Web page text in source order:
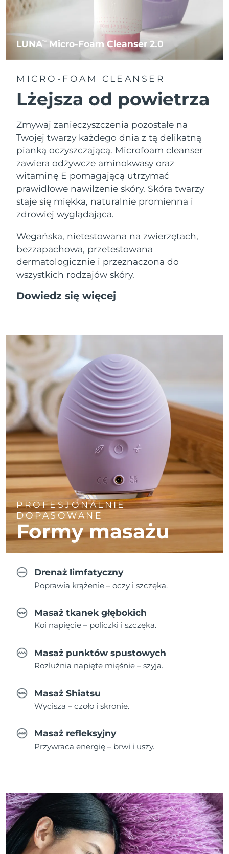
LUNATM Micro-Foam Cleanser 2.0
MICRO-FOAM CLEANSER
Lżejsza od powietrza
Zmywaj zanieczyszczenia pozostałe na
Twojej twarzy każdego dnia z tą delikatną
pianką oczyszczającą. Microfoam cleanser
zawiera odżywcze aminokwasy oraz
witaminę E pomagającą utrzymać
prawidłowe nawilżenie skóry. Skóra twarzy
staje się miękka, naturalnie promienna i
zdrowiej wyglądająca.
Wegańska, nietestowana na zwierzętach,
bezzapachowa, przetestowana
dermatologicznie i przeznaczona do
wszystkich rodzajów skóry.
Dowiedz się więcej
PROFESJONALNIE
DOPASOWANE
Formy masażu
Drenaż limfatyczny
Poprawia krążenie – oczy i szczęka.
Masaż tkanek głębokich
Koi napięcie – policzki i szczęka.
Masaż punktów spustowych
Rozluźnia napięte mięśnie – szyja.
Masaż Shiatsu
Wycisza – czoło i skronie.
Masaż refleksyjny
Przywraca energię – brwi i uszy.